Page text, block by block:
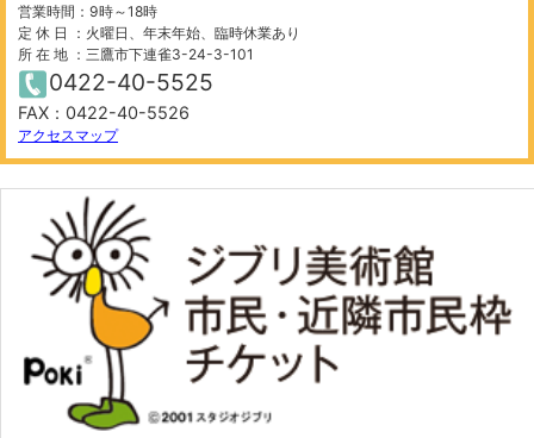
営業時間：9時～18時
定 休 日 ：火曜日、年末年始、臨時休業あり
所 在 地 ：三鷹市下連雀3-24-3-101
0422-40-5525
FAX：0422-40-5526
アクセスマップ